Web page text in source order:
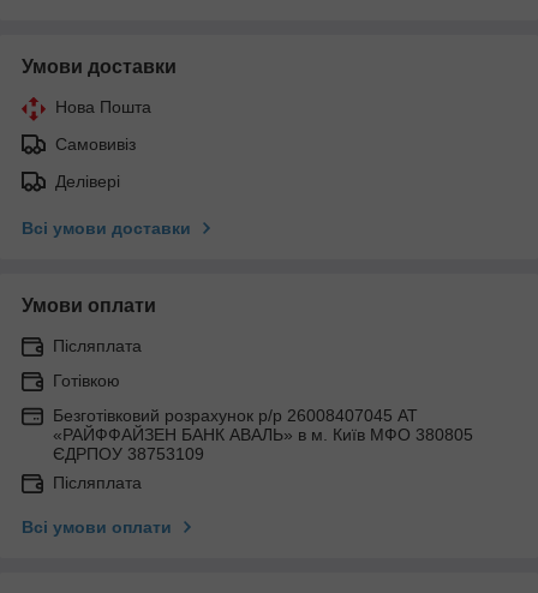
Умови доставки
Нова Пошта
Самовивіз
Делівері
Всі умови доставки
Умови оплати
Післяплата
Готівкою
Безготівковий розрахунок р/р 26008407045 АТ
«РАЙФФАЙЗЕН БАНК АВАЛЬ» в м. Київ МФО 380805
ЄДРПОУ 38753109
Післяплата
Всі умови оплати